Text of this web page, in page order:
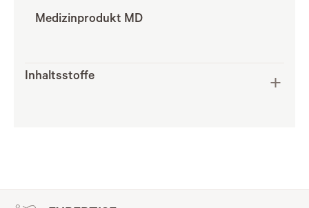
Medizinprodukt MD
Inhaltsstoffe